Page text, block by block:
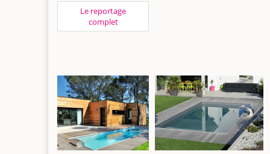
Le reportage
complet